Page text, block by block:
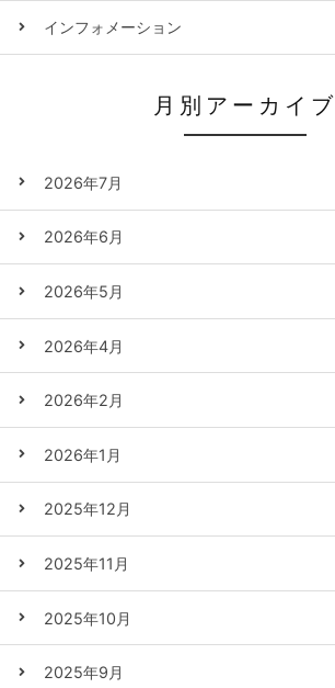
インフォメーション
月別アーカイブ
2026年7月
2026年6月
2026年5月
2026年4月
2026年2月
2026年1月
2025年12月
2025年11月
2025年10月
2025年9月